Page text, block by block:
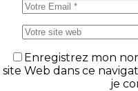
Enregistrez mon
site Web dans ce
je